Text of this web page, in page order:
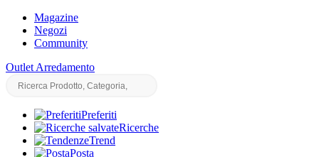
Magazine
Negozi
Community
Outlet Arredamento
Preferiti
Ricerche
Trend
Posta